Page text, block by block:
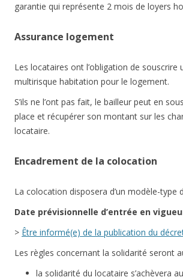
garantie qui représente 2 mois de loyers
Assurance logement
Les locataires ont l’obligation de souscrire
multirisque habitation pour le logement.
S’ils ne l’ont pas fait, le bailleur peut en
place et récupérer son montant sur les
locataire.
Encadrement de la colocation
La colocation disposera d’un modèle-type
Date prévisionnelle d’entrée en
> Être informé(e) de la publication du
Les règles concernant la solidarité seront
la solidarité du locataire s’achèvera